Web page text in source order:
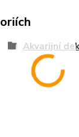
Akvarijní